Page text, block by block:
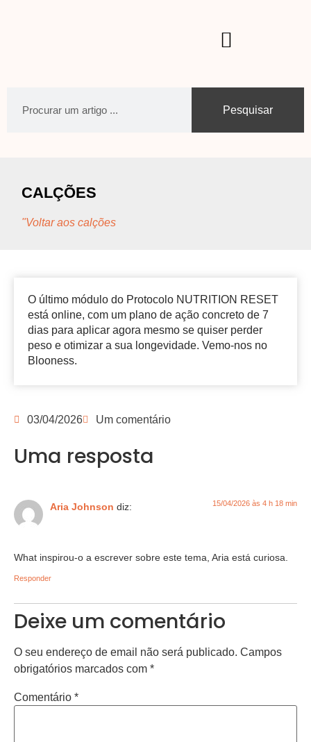
Pesquisar
CALÇÕES
"Voltar aos calções
O último módulo do Protocolo NUTRITION RESET
está online, com um plano de ação concreto de 7
dias para aplicar agora mesmo se quiser perder
peso e otimizar a sua longevidade. Vemo-nos no
Blooness.
03/04/2026 Um comentário
Uma resposta
Aria Johnson diz: 15/04/2026 às 4 h 18 min
‍‍‍‍‍‍‍‍‍‍‍‍‍‍‍‍‍‍‍‍‍‍‍‍‍‍‍‍‍‍‍‍‍‍‍‍‍‍‍‍‍‍‍‍‍‍‍‍‍‍‍‍‍‍‍‍‍‍‍‍‍‍‍‍‍‍‍‍‍‍‍‍‍‍‍‍‍‍‍‍‍What inspirou-o a escrever sobre este tema, Aria está curiosa.
Responder
Deixe um comentário
O seu endereço de email não será publicado. Campos
obrigatórios marcados com *
Comentário *